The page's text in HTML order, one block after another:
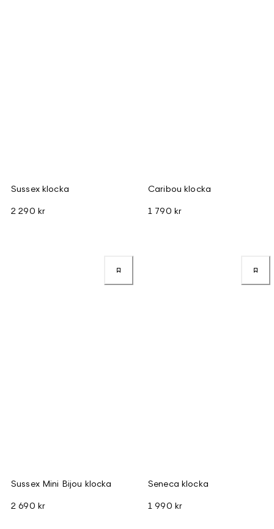
Sussex klocka
2 290 kr
Caribou klocka
1 790 kr
Sussex Mini Bijou klocka
2 690 kr
Seneca klocka
1 990 kr